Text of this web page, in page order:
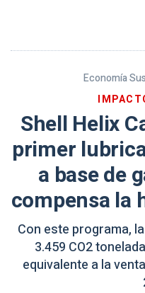
Economía
Shell Helix
primer
a base de
compensa la
Con este programa,
3.459 CO2
equivalente a la